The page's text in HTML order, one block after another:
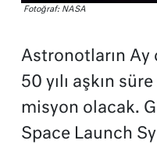
Fotoğraf: NASA
Astronotların Ay
50 yılı aşkın
misyon olacak.
Space Launch